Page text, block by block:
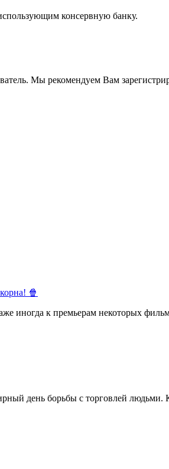
консервную банку.
Мы рекомендуем Вам
🍿
иногда к премьерам некоторых
день борьбы с торговлей людьми.